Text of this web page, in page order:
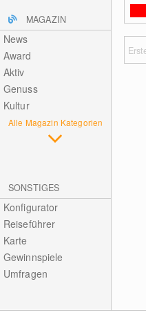
MAGAZIN
News
Award
Aktiv
Genuss
Kultur
Alle Magazin Kategorien
SONSTIGES
Konfigurator
Reiseführer
Karte
Gewinnspiele
Umfragen